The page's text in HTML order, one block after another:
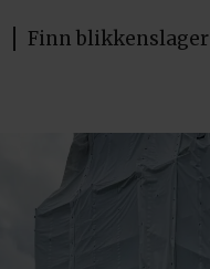
Finn blikkenslager